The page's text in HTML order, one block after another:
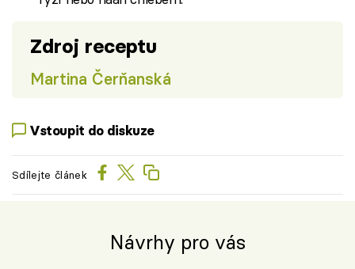
Zdroj receptu
Martina Čerňanská
Vstoupit do diskuze
Sdílejte článek
Návrhy pro vás